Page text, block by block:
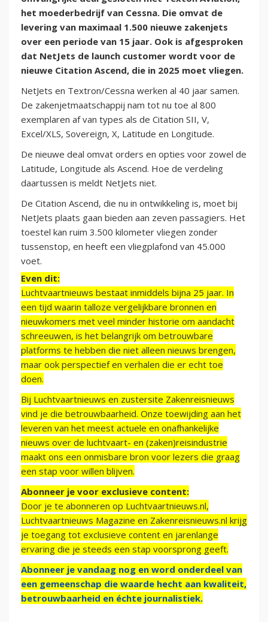
het moederbedrijf van Cessna. Die omvat de
levering van maximaal 1.500 nieuwe zakenjets
over een periode van 15 jaar. Ook is afgesproken
dat NetJets de launch customer wordt voor de
nieuwe Citation Ascend, die in 2025 moet vliegen.
NetJets en Textron/Cessna werken al 40 jaar samen.
De zakenjetmaatschappij nam tot nu toe al 800
exemplaren af van types als de Citation SII, V,
Excel/XLS, Sovereign, X, Latitude en Longitude.
De nieuwe deal omvat orders en opties voor zowel de
Latitude, Longitude als Ascend. Hoe de verdeling
daartussen is meldt NetJets niet.
De Citation Ascend, die nu in ontwikkeling is, moet bij
NetJets plaats gaan bieden aan zeven passagiers. Het
toestel kan ruim 3.500 kilometer vliegen zonder
tussenstop, en heeft een vliegplafond van 45.000
voet.
Even dit:
Luchtvaartnieuws bestaat inmiddels bijna 25 jaar. In
een tijd waarin talloze vergelijkbare bronnen en
nieuwkomers met veel minder historie om aandacht
schreeuwen, is het belangrijk om betrouwbare
platforms te hebben die niet alleen nieuws brengen,
maar ook perspectief en verhalen die er echt toe
doen.
Bij Luchtvaartnieuws en zustersite Zakenreisnieuws
vind je die betrouwbaarheid. Onze toewijding aan het
leveren van het meest actuele en onafhankelijke
nieuws over de luchtvaart- en (zaken)reisindustrie
maakt ons een onmisbare bron voor lezers die graag
een stap voor willen blijven.
Abonneer je voor exclusieve content:
Door je te abonneren op Luchtvaartnieuws.nl,
Luchtvaartnieuws Magazine en Zakenreisnieuws.nl krijg
je toegang tot exclusieve content en jarenlange
ervaring die je steeds een stap voorsprong geeft.
Abonneer je vandaag nog en word onderdeel van
een gemeenschap die waarde hecht aan kwaliteit,
betrouwbaarheid en échte journalistiek.